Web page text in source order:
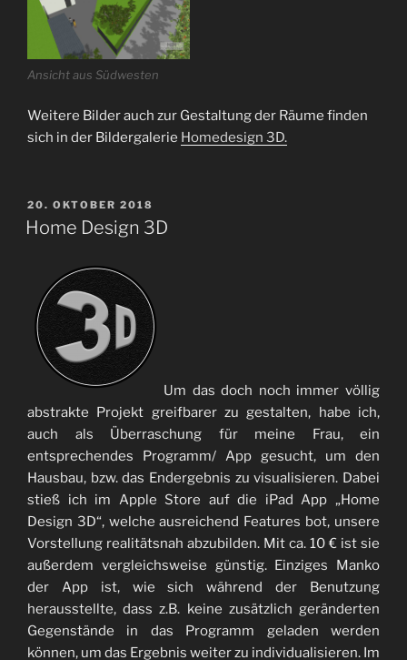
Ansicht aus Südwesten
Weitere Bilder auch zur Gestaltung der Räume finden
sich in der Bildergalerie Homedesign 3D.
VERÖFFENTLICHT
AM
20. OKTOBER 2018
Home Design 3D
Um das doch noch immer völlig
abstrakte Projekt greifbarer zu gestalten, habe ich,
auch als Überraschung für meine Frau, ein
entsprechendes Programm/ App gesucht, um den
Hausbau, bzw. das Endergebnis zu visualisieren. Dabei
stieß ich im Apple Store auf die iPad App „Home
Design 3D“, welche ausreichend Features bot, unsere
Vorstellung realitätsnah abzubilden. Mit ca. 10 € ist sie
außerdem vergleichsweise günstig. Einziges Manko
der App ist, wie sich während der Benutzung
herausstellte, dass z.B. keine zusätzlich geränderten
Gegenstände in das Programm geladen werden
können, um das Ergebnis weiter zu individualisieren. Im